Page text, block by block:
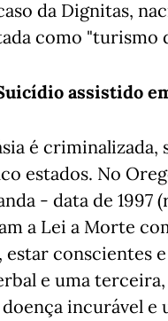
da Dignitas,
como "turismo
assistido
é
estados. No
- data de 1997
a Lei a Morte
estar conscientes
e uma
incurável e